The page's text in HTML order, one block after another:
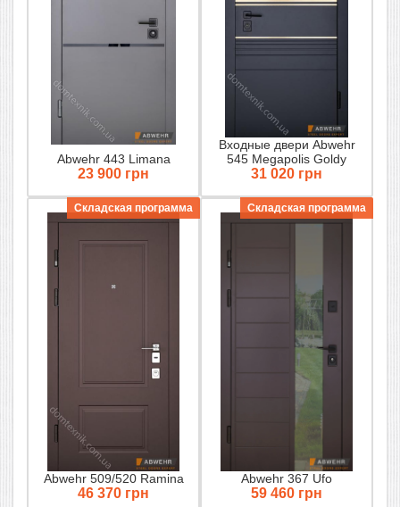
Abwehr 443 Limana
23 900 грн
Входные двери Abwehr
545 Megapolis Goldy
31 020 грн
Abwehr 509/520 Ramina
46 370 грн
Складская программа
Abwehr 367 Ufo
59 460 грн
Складская программа